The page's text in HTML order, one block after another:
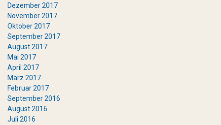
Dezember 2017
November 2017
Oktober 2017
September 2017
August 2017
Mai 2017
April 2017
März 2017
Februar 2017
September 2016
August 2016
Juli 2016